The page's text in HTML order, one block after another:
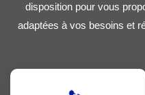
disposition pour vous
adaptées à vos besoins et